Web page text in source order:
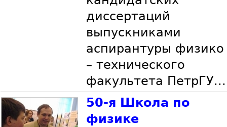
диссертаций
выпускниками
аспирантуры физико
– технического
факультета ПетрГУ...
50-я Школа по
физике